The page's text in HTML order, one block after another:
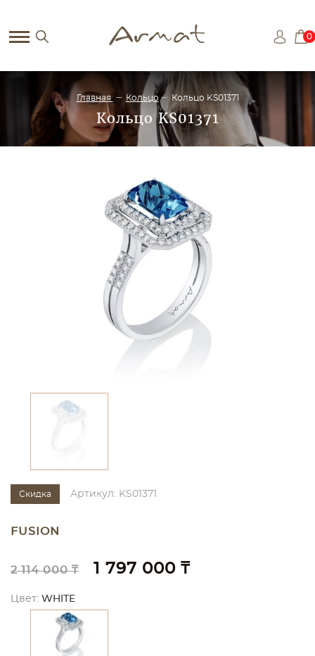
0
Главная Кольцо Кольцо KS01371
Кольцо KS01371
Скидка Артикул: KS01371
FUSION
2 114 000 ₸ 1 797 000 ₸
Цвет: WHITE